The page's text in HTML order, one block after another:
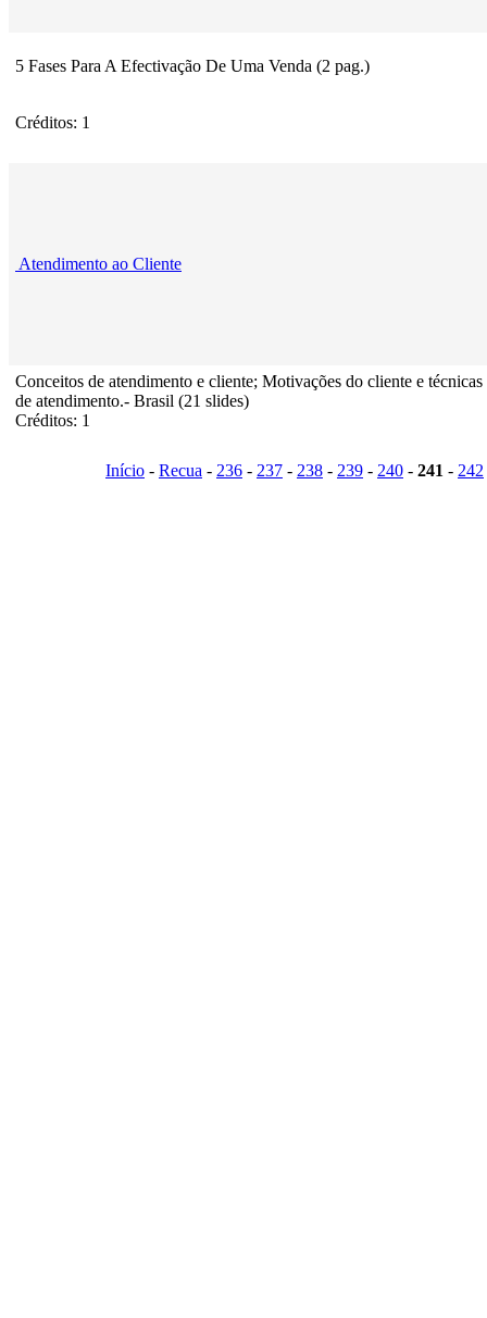
5 Fases Para A Efectivação De Uma Venda (2 pag.)
Créditos: 1
Atendimento ao Cliente
Conceitos de atendimento e cliente; Motivações do cliente e técnicas
de atendimento.- Brasil (21 slides)
Créditos: 1
Início - Recua - 236 - 237 - 238 - 239 - 240 - 241 - 242